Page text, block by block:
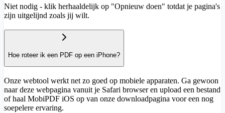
Niet nodig - klik herhaaldelijk op "Opnieuw doen" totdat je pagina's
zijn uitgelijnd zoals jij wilt.
Hoe roteer ik een PDF op een iPhone?
Onze webtool werkt net zo goed op mobiele apparaten. Ga gewoon
naar deze webpagina vanuit je Safari browser en upload een bestand
of haal MobiPDF iOS op van onze downloadpagina voor een nog
soepelere ervaring.